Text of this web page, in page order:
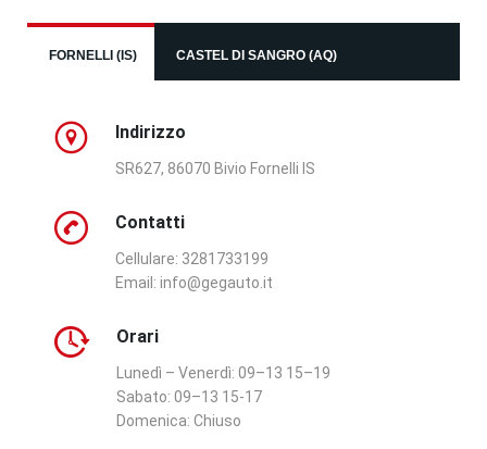
FORNELLI (IS) CASTEL DI SANGRO (AQ)
Indirizzo
SR627, 86070 Bivio Fornelli IS
Contatti
Cellulare: 3281733199
Email: info@gegauto.it
Orari
Lunedì – Venerdì: 09–13 15–19
Sabato: 09–13 15-17
Domenica: Chiuso